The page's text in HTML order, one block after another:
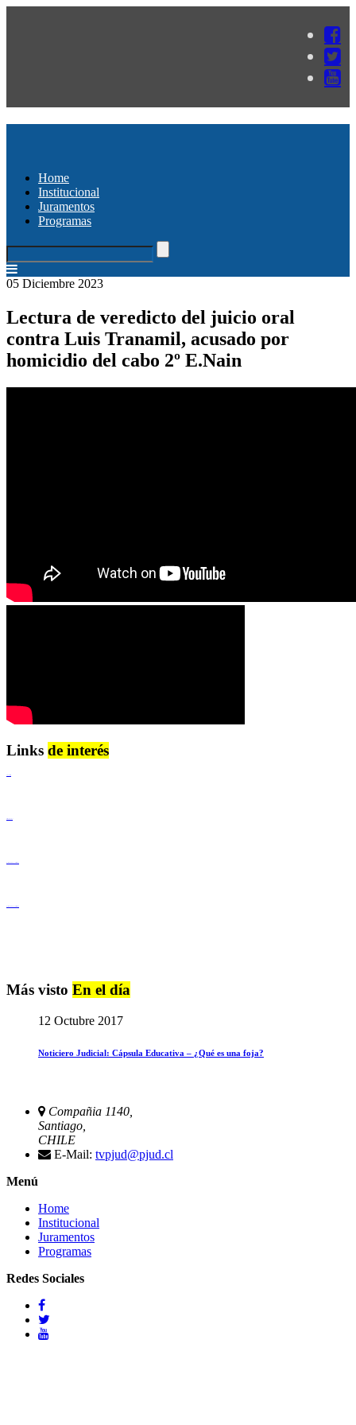
Home
Institucional
Juramentos
Programas
05 Diciembre 2023
Lectura de veredicto del juicio oral
contra Luis Tranamil, acusado por
homicidio del cabo 2º E.Nain
Links de interés
Más visto En el día
12 Octubre 2017
Noticiero Judicial: Cápsula Educativa – ¿Qué es una foja?
Compañia 1140,
Santiago,
CHILE
E-Mail: tvpjud@pjud.cl
Menú
Home
Institucional
Juramentos
Programas
Redes Sociales